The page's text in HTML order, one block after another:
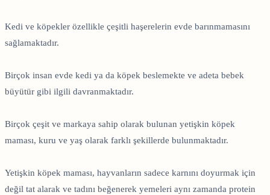
Kedi ve köpekler özellikle çeşitli haşerelerin evde barınmamasını
sağlamaktadır.
Birçok insan evde kedi ya da köpek beslemekte ve adeta bebek
büyütür gibi ilgili davranmaktadır.
Birçok çeşit ve markaya sahip olarak bulunan yetişkin köpek
maması, kuru ve yaş olarak farklı şekillerde bulunmaktadır.
Yetişkin köpek maması, hayvanların sadece karnını doyurmak için
değil tat alarak ve tadını beğenerek yemeleri aynı zamanda protein